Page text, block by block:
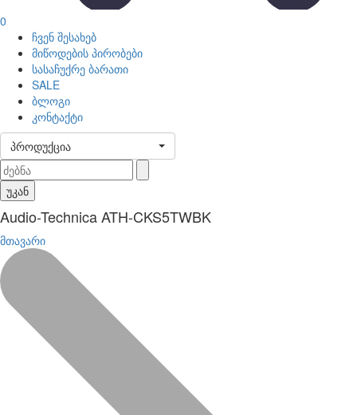
0
ჩვენ შესახებ
მიწოდების პირობები
სასაჩუქრე ბარათი
SALE
ბლოგი
კონტაქტი
პროდუქცია
უკან
Audio-Technica ATH-CKS5TWBK
მთავარი